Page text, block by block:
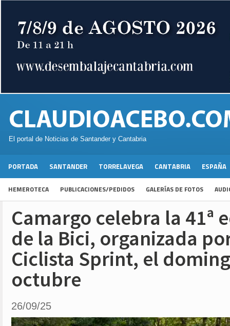
El portal de Noticias de Santander y Cantabria
PORTADA SANTANDER TORRELAVEGA CANTABRIA ESPAÑA
HEMEROTECA PUBLICACIONES/PEDIDOS GALERÍAS DE FOTOS
Camargo celebra la 41ª
de la Bici, organizada
Ciclista Sprint, el
octubre
26/09/25